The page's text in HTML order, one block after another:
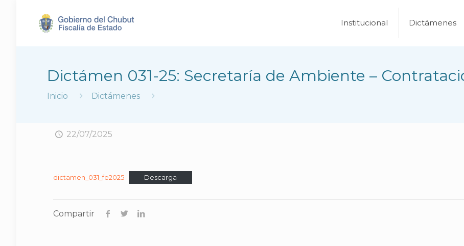
Institucional Dictámenes
Dictámen 031-25: Secretaría de Ambiente –
Inicio Dictámenes
22/07/2025
dictamen_031_fe2025 Descarga
Compartir